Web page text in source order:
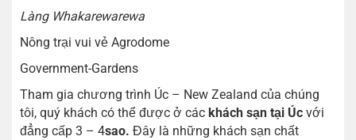
Làng Whakarewarewa
Nông trại vui vẻ Agrodome
Government-Gardens
Tham gia chương trình Úc – New Zealand của chúng
tôi, quý khách có thể được ở các khách sạn tại Úc với
đẳng cấp 3 – 4sao. Đây là những khách sạn chất